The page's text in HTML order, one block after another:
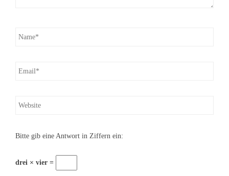
Bitte gib eine Antwort in Ziffern ein:
drei × vier =